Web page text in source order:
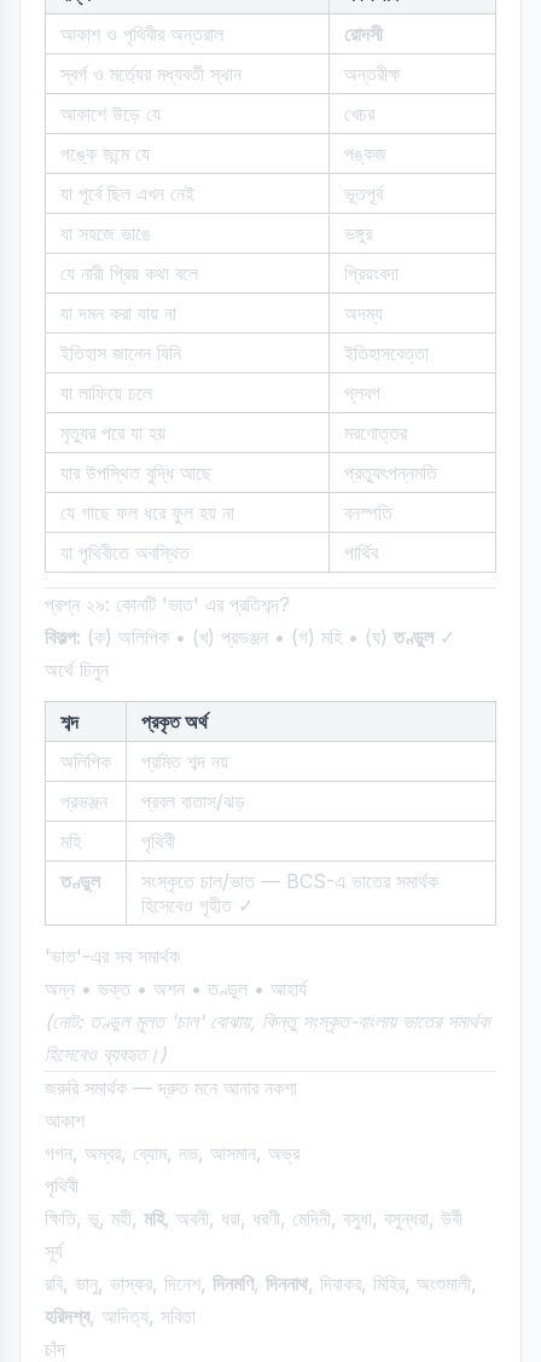
আকাশ ও পৃথিবীর অন্তরাল
রোদসী
স্বর্গ ও মর্ত্যের মধ্যবর্তী স্থান
অন্তরীক্ষ
আকাশে উড়ে যে
খেচর
পঙ্কে জন্মে যে
পঙ্কজ
যা পূর্বে ছিল এখন নেই
ভূতপূর্ব
যা সহজে ভাঙে
ভঙ্গুর
যে নারী প্রিয় কথা বলে
প্রিয়ংবদা
যা দমন করা যায় না
অদম্য
ইতিহাস জানেন যিনি
ইতিহাসবেত্তা
যা লাফিয়ে চলে
প্লবগ
মৃত্যুর পরে যা হয়
মরণোত্তর
যার উপস্থিত বুদ্ধি আছে
প্রত্যুৎপন্নমতি
যে গাছে ফল ধরে ফুল হয় না
বনস্পতি
যা পৃথিবীতে অবস্থিত
পার্থিব
প্রশ্ন ২৯: কোনটি 'ভাত' এর প্রতিশব্দ?
বিকল্প: (ক) অলিপিক • (খ) প্রভঞ্জন • (গ) মহি • (ঘ) তণ্ডুল✓
অর্থে চিনুন
শব্দ
প্রকৃত অর্থ
অলিপিক
প্রমিত শব্দ নয়
প্রভঞ্জন
প্রবল বাতাস/ঝড়
মহি
পৃথিবী
তণ্ডুল
সংস্কৃতে চাল/ভাত — BCS-এ ভাতের সমার্থক
হিসেবেও গৃহীত ✓
'ভাত'-এর সব সমার্থক
অন্ন • ভক্ত • অশন • তণ্ডুল • আহার্য
(নোট: তণ্ডুল মূলত 'চাল' বোঝায়, কিন্তু সংস্কৃত-বাংলায় ভাতের সমার্থক
হিসেবেও ব্যবহৃত।)
জরুরি সমার্থক — দ্রুত মনে আনার নকশা
আকাশ
গগন, অম্বর, ব্যোম, নভ, আসমান, অভ্র
পৃথিবী
ক্ষিতি, ভূ, মহী, মহি, অবনী, ধরা, ধরণী, মেদিনী, বসুধা, বসুন্ধরা, উর্বী
সূর্য
রবি, ভানু, ভাস্কর, দিনেশ, দিনমণি, দিননাথ, দিবাকর, মিহির, অংশুমালী,
হরিদশ্ব, আদিত্য, সবিতা
চাঁদ